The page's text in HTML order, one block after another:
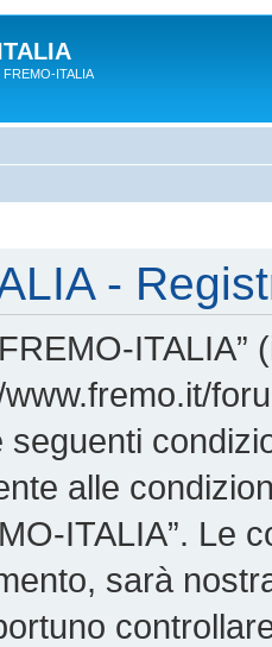
FREMO-ITALIA
-
ITALIA”
www.fremo.it/
seguenti
alle
ITALIA”. Le
sarà